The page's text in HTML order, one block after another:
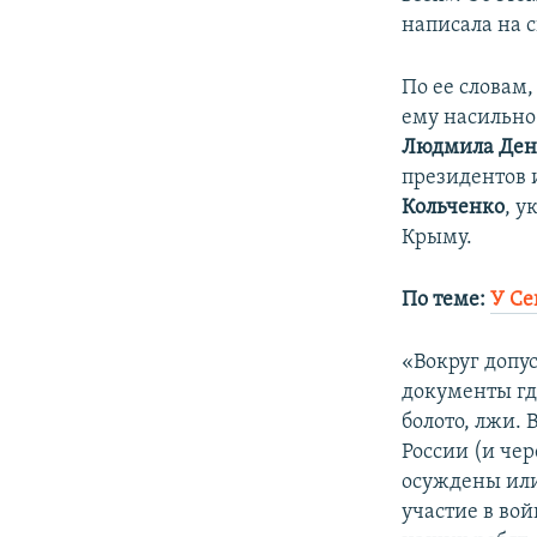
написала на
По ее словам,
ему
Людмила
президентов
Кольченко,
Крыму.
По теме: У
«Вокруг
документы
болото, лжи.
России (и
осуждены
участие в